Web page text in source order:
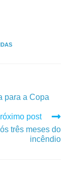
para a Copa
post
três meses do
incêndio